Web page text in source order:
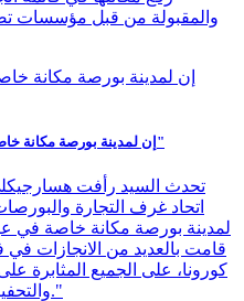
والمقبولة من قبل مؤسسات
"إن لمدينة بورصة مكانة خاصة في عبون تركيا"
تحدث السيد رأفت
اتحاد غرف التجارة
لمدينة بورصة مكانة خاصة في
قامت بالعديد من الانجازات في
كورونا، على الجميع المثابرة
والتحفيز لمدينة بورصة."